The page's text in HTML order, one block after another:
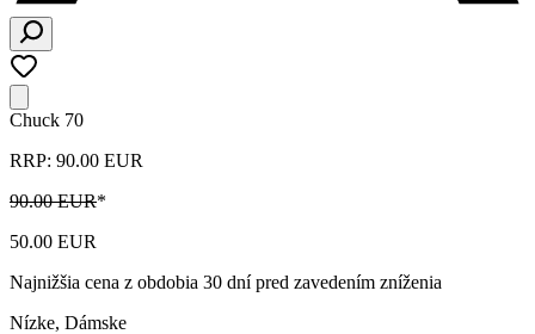
Chuck 70
RRP: 90.00 EUR
90.00 EUR*
50.00 EUR
Najnižšia cena z obdobia 30 dní pred zavedením zníženia
Nízke, Dámske